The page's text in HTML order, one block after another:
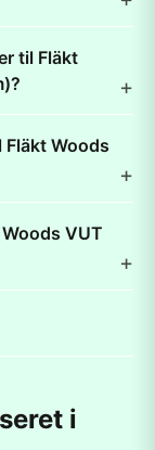
til Fläkt
Woods
VUT
i